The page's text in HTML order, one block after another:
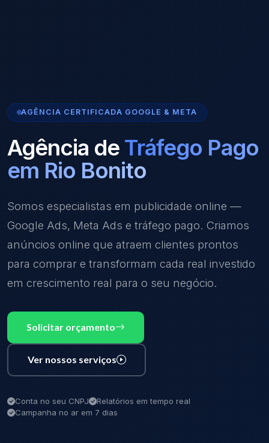
AGÊNCIA CERTIFICADA GOOGLE & META
Agência de Tráfego Pago
em Rio Bonito
Somos especialistas em publicidade online —
Google Ads, Meta Ads e tráfego pago. Criamos
anúncios online que atraem clientes prontos
para comprar e transformam cada real investido
em crescimento real para o seu negócio.
Solicitar orçamento
Ver nossos serviços
Conta no seu CNPJ
Relatórios em tempo real
Campanha no ar em 7 dias